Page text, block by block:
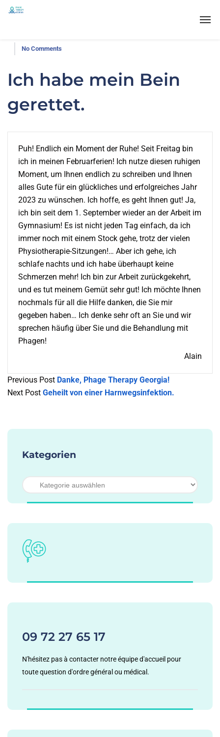
No Comments
Ich habe mein Bein
gerettet.
Puh! Endlich ein Moment der Ruhe! Seit Freitag bin
ich in meinen Februarferien! Ich nutze diesen ruhigen
Moment, um Ihnen endlich zu schreiben und Ihnen
alles Gute für ein glückliches und erfolgreiches Jahr
2023 zu wünschen. Ich hoffe, es geht Ihnen gut! Ja,
ich bin seit dem 1. September wieder an der Arbeit im
Gymnasium! Es ist nicht jeden Tag einfach, da ich
immer noch mit einem Stock gehe, trotz der vielen
Physiotherapie-Sitzungen!… Aber ich gehe, ich
schlafe nachts und ich habe überhaupt keine
Schmerzen mehr! Ich bin zur Arbeit zurückgekehrt,
und es tut meinem Gemüt sehr gut! Ich möchte Ihnen
nochmals für all die Hilfe danken, die Sie mir
gegeben haben… Ich denke sehr oft an Sie und wir
sprechen häufig über Sie und die Behandlung mit
Phagen!
Alain
Previous Post Danke, Phage Therapy Georgia!
Next Post Geheilt von einer Harnwegsinfektion.
Kategorien
09 72 27 65 17
N'hésitez pas à contacter notre équipe d'accueil pour
toute question d'ordre général ou médical.